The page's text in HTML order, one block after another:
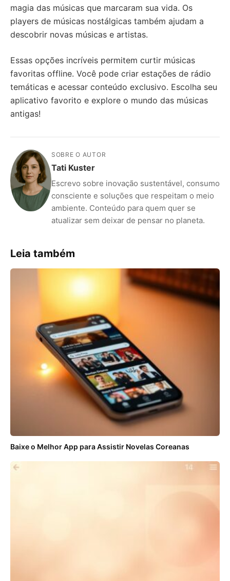
magia das músicas que marcaram sua vida. Os
players de músicas nostálgicas também ajudam a
descobrir novas músicas e artistas.
Essas opções incríveis permitem curtir músicas
favoritas offline. Você pode criar estações de rádio
temáticas e acessar conteúdo exclusivo. Escolha seu
aplicativo favorito e explore o mundo das músicas
antigas!
SOBRE O AUTOR
Tati Kuster
Escrevo sobre inovação sustentável, consumo
consciente e soluções que respeitam o meio
ambiente. Conteúdo para quem quer se
atualizar sem deixar de pensar no planeta.
Leia também
Baixe o Melhor App para Assistir Novelas Coreanas